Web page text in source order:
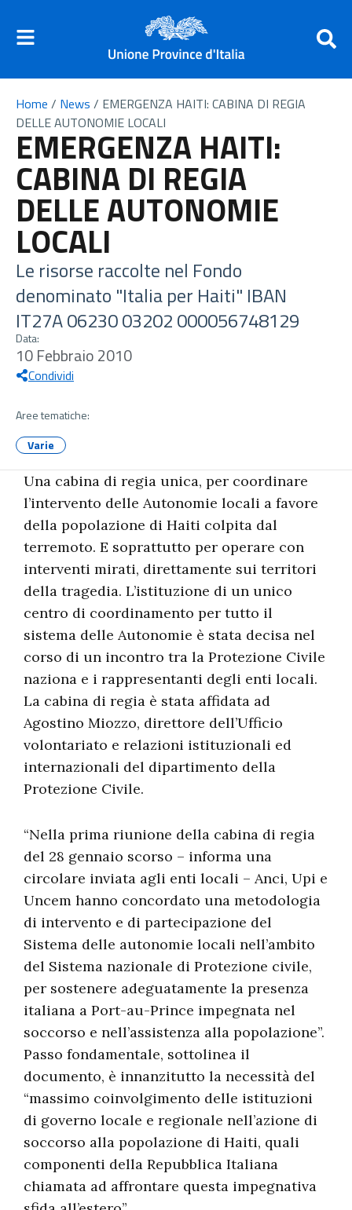
Home / News / EMERGENZA HAITI: CABINA DI REGIA
DELLE AUTONOMIE LOCALI
EMERGENZA HAITI:
CABINA DI REGIA
DELLE AUTONOMIE
LOCALI
Le risorse raccolte nel Fondo
denominato "Italia per Haiti" IBAN
IT27A 06230 03202 000056748129
Data:
10 Febbraio 2010
Condividi
Aree tematiche:
Varie
Una cabina di regia unica, per coordinare
l’intervento delle Autonomie locali a favore
della popolazione di Haiti colpita dal
terremoto. E soprattutto per operare con
interventi mirati, direttamente sui territori
della tragedia. L’istituzione di un unico
centro di coordinamento per tutto il
sistema delle Autonomie è stata decisa nel
corso di un incontro tra la Protezione Civile
naziona e i rappresentanti degli enti locali.
La cabina di regia è stata affidata ad
Agostino Miozzo, direttore dell’Ufficio
volontariato e relazioni istituzionali ed
internazionali del dipartimento della
Protezione Civile.
“Nella prima riunione della cabina di regia
del 28 gennaio scorso – informa una
circolare inviata agli enti locali – Anci, Upi e
Uncem hanno concordato una metodologia
di intervento e di partecipazione del
Sistema delle autonomie locali nell’ambito
del Sistema nazionale di Protezione civile,
per sostenere adeguatamente la presenza
italiana a Port-au-Prince impegnata nel
soccorso e nell’assistenza alla popolazione”.
Passo fondamentale, sottolinea il
documento, è innanzitutto la necessità del
“massimo coinvolgimento delle istituzioni
di governo locale e regionale nell’azione di
soccorso alla popolazione di Haiti, quali
componenti della Repubblica Italiana
chiamata ad affrontare questa impegnativa